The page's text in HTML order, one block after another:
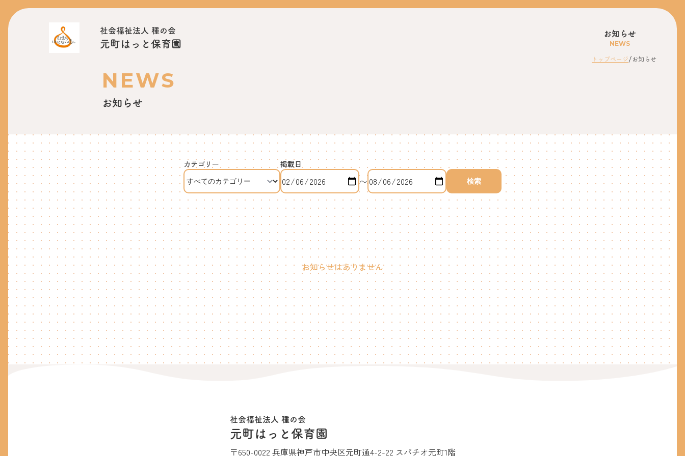
社会福祉法人 種の会
元町はっと保育園
お知らせ
NEWS
トップページ/ お知らせ
NEWS
お知らせ
カテゴリー 掲載日
〜 検索
お知らせはありません
社会福祉法人 種の会
元町はっと保育園
〒650-0022 兵庫県神戸市中央区元町通4-2-22 スパチオ元町1階